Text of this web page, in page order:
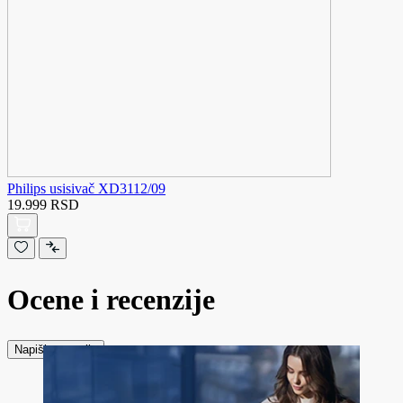
Philips usisivač XD3112/09
19.999 RSD
Ocene i recenzije
Napiši recenziju